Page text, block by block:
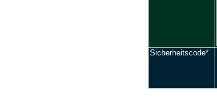
Sicherheitscode*